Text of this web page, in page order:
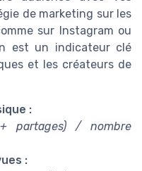
de marketing sur les
sur Instagram ou
est un indicateur clé
et les créateurs de
:
partages) / nombre
: